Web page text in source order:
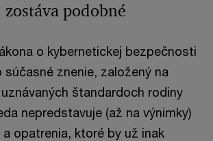
zostáva podobné
o kybernetickej bezpečnosti
súčasné znenie, založený na
štandardoch rodiny
nepredstavuje (až na výnimky)
opatrenia, ktoré by už inak